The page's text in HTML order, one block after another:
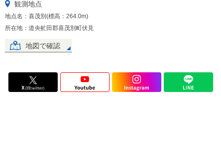
観測地点
地点名：喜茂別(標高：264.0m)
所在地：道央虻田郡喜茂別町伏見
地図で確認